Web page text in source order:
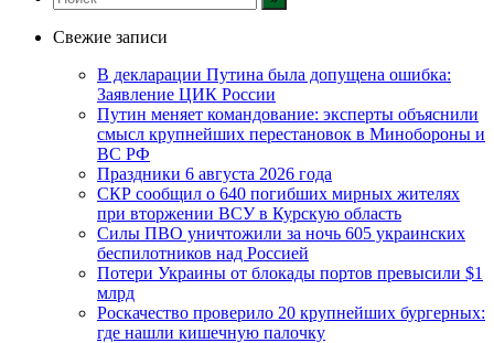
Свежие записи
В декларации Путина была допущена ошибка:
Заявление ЦИК России
Путин меняет командование: эксперты объяснили
смысл крупнейших перестановок в Минобороны и
ВС РФ
Праздники 6 августа 2026 года
СКР сообщил о 640 погибших мирных жителях
при вторжении ВСУ в Курскую область
Силы ПВО уничтожили за ночь 605 украинских
беспилотников над Россией
Потери Украины от блокады портов превысили $1
млрд
Роскачество проверило 20 крупнейших бургерных:
где нашли кишечную палочку